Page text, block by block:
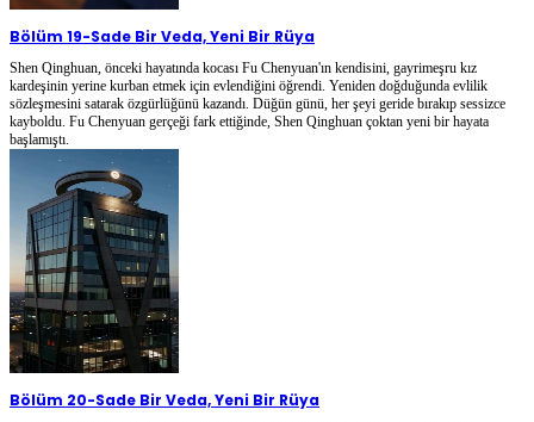
Bölüm 19-Sade Bir Veda, Yeni Bir Rüya
Shen Qinghuan, önceki hayatında kocası Fu Chenyuan'ın kendisini, gayrimeşru kız
kardeşinin yerine kurban etmek için evlendiğini öğrendi. Yeniden doğduğunda evlilik
sözleşmesini satarak özgürlüğünü kazandı. Düğün günü, her şeyi geride bırakıp sessizce
kayboldu. Fu Chenyuan gerçeği fark ettiğinde, Shen Qinghuan çoktan yeni bir hayata
başlamıştı.
Bölüm 20-Sade Bir Veda, Yeni Bir Rüya